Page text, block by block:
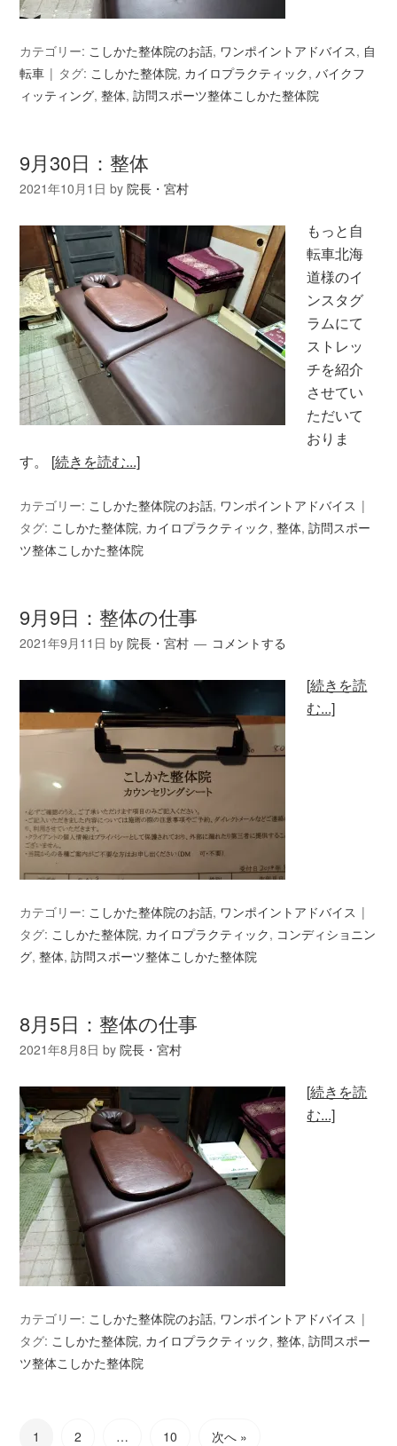
カテゴリー: こしかた整体院のお話, ワンポイントアドバイス, 自
転車
タグ: こしかた整体院, カイロプラクティック,バイクフ
ィッティング,整体,訪問スポーツ整体こしかた整体院
9月30日：整体
2021年10月1日 by院長・宮村
もっと自
転車北海
道様のイ
ンスタグ
ラムにて
ストレッ
チを紹介
させてい
ただいて
おりま
す。 [続きを読む...]
カテゴリー: こしかた整体院のお話, ワンポイントアドバイス
タグ: こしかた整体院, カイロプラクティック,整体,訪問スポー
ツ整体こしかた整体院
9月9日：整体の仕事
2021年9月11日 by院長・宮村 コメントする
[続きを読
む...]
カテゴリー: こしかた整体院のお話, ワンポイントアドバイス
タグ: こしかた整体院, カイロプラクティック, コンディショニン
グ,整体,訪問スポーツ整体こしかた整体院
8月5日：整体の仕事
2021年8月8日 by院長・宮村
[続きを読
む...]
カテゴリー: こしかた整体院のお話, ワンポイントアドバイス
タグ: こしかた整体院, カイロプラクティック,整体,訪問スポー
ツ整体こしかた整体院
1 2 … 10 次へ »